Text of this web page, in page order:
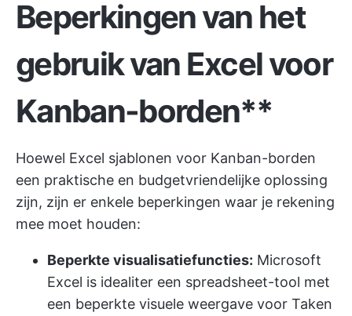
Beperkingen van het
gebruik van Excel voor
Kanban-borden**
Hoewel Excel sjablonen voor Kanban-borden
een praktische en budgetvriendelijke oplossing
zijn, zijn er enkele beperkingen waar je rekening
mee moet houden:
Beperkte visualisatiefuncties: Microsoft
Excel is idealiter een spreadsheet-tool met
een beperkte visuele weergave voor Taken